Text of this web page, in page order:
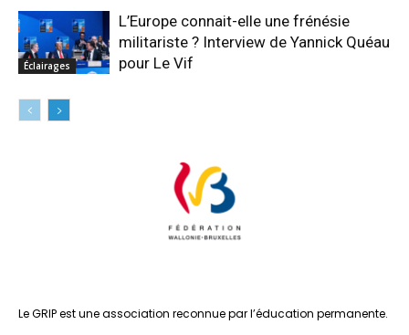
Éclairages
L’Europe connait-elle une frénésie
militariste ? Interview de Yannick Quéau
pour Le Vif
Le GRIP est une association reconnue par l’éducation permanente.